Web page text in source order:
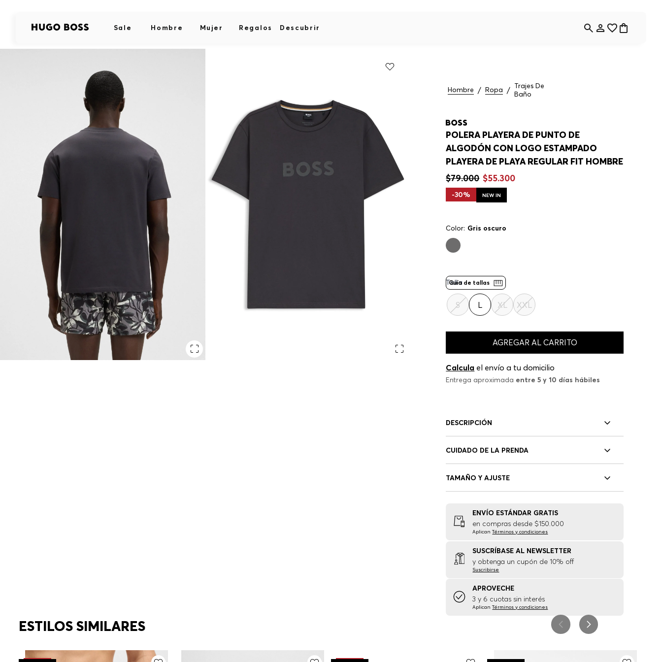
Sale Hombre Mujer Regalos Descubrir
Hombre Ropa
Trajes De
Baño
POLERA PLAYERA DE PUNTO DE
ALGODÓN CON LOGO ESTAMPADO
PLAYERA DE PLAYA REGULAR FIT HOMBRE
$79.000 $55.300
-30% NEW IN
Color: Gris oscuro
Guía de tallas
Talla
S L XL XXL
AGREGAR AL CARRITO
Calcula el envío a tu domicilio
Entrega aproximada entre 5 y 10 días hábiles
DESCRIPCIÓN
CUIDADO DE LA PRENDA
TAMAÑO Y AJUSTE
ENVÍO ESTÁNDAR GRATIS
en compras desde $150.000
AplicanTérminos y condiciones
SUSCRÍBASE AL NEWSLETTER
y obtenga un cupón de 10% off
Suscribirse
APROVECHE
3 y 6 cuotas sin interés
AplicanTérminos y condiciones
ESTILOS SIMILARES